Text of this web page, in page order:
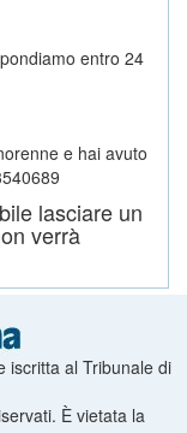
entro 24
e hai avuto
lasciare un
verrà
iscritta al Tribunale di
È vietata la